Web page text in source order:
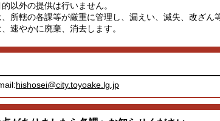
以外の提供は行いません。
所轄の各課等が厳重に管理し、漏えい、滅失、改ざん
速やかに廃棄、消去します。
hishosei@city.toyoake.lg.jp